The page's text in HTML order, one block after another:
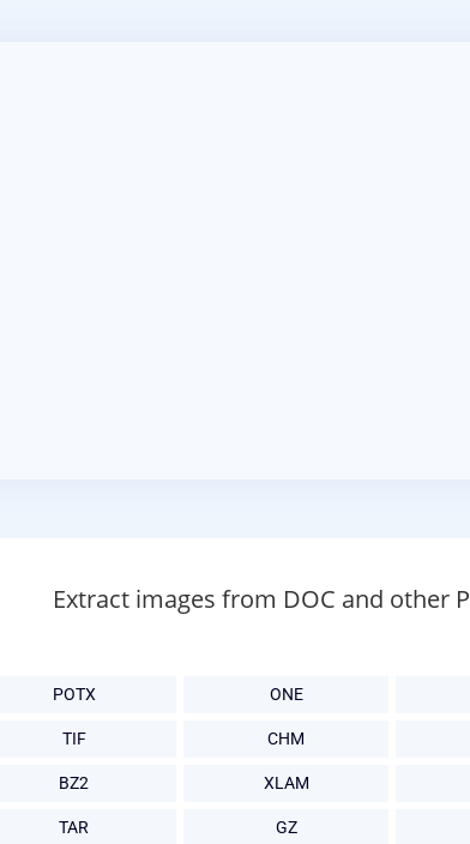
Extract images from DOC and other
POTX ONE
TIF CHM
BZ2 XLAM
TAR GZ